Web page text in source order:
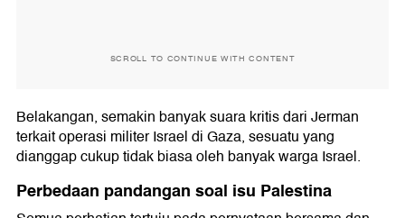
SCROLL TO CONTINUE WITH CONTENT
Belakangan, semakin banyak suara kritis dari Jerman
terkait operasi militer Israel di Gaza, sesuatu yang
dianggap cukup tidak biasa oleh banyak warga Israel.
Perbedaan pandangan soal isu Palestina